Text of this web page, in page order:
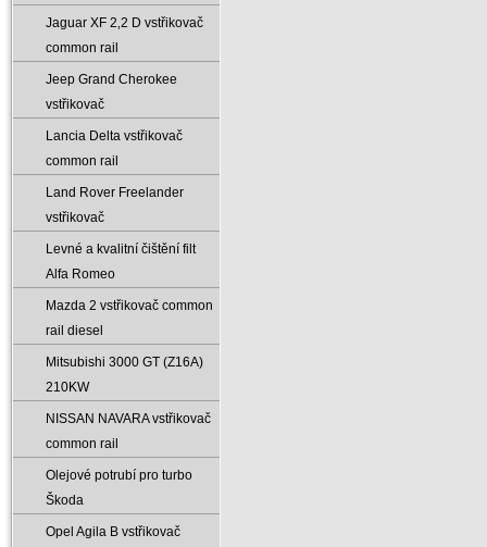
Jaguar XF 2‚2 D vstřikovač
common rail
Jeep Grand Cherokee
vstřikovač
Lancia Delta vstřikovač
common rail
Land Rover Freelander
vstřikovač
Levné a kvalitní čištění filt
Alfa Romeo
Mazda 2 vstřikovač common
rail diesel
Mitsubishi 3000 GT (Z16A)
210KW
NISSAN NAVARA vstřikovač
common rail
Olejové potrubí pro turbo
Škoda
Opel Agila B vstřikovač